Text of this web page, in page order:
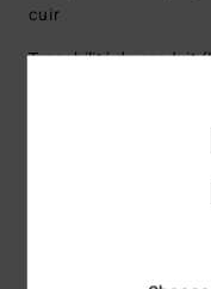
cuir
Traçabilité du produit
Livraison &